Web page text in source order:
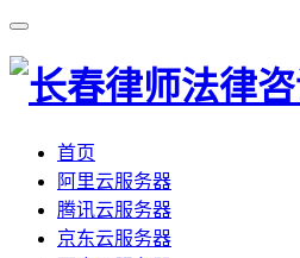
首页
阿里云服务器
腾讯云服务器
京东云服务器